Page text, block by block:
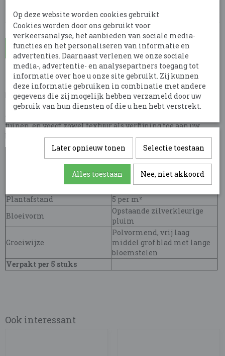
In winkelwagen
Miscanthus sinensis 'Rotsilber' is een siergras dat een
hoogte bereikt van 150-180 cm. Het heeft smalle, groene
bladeren en produceert van augustus tot oktober sierlijke,
zilverwitte pluimen die een elegant en luchtig effect
tuinen, en voegt zowel textuur als verfijning toe aan uw
buitenruimte.
Groen
Zon & Halfschaduw
Augustus - Oktober
150 cm - 180 cm
Plantafstand
5 per m²
Bloeivorm
Opstaande zilverkleurige
pluim
Groeiwijze
Polvormend, vrij laag
middel grof blad met lange
bloemstelen
Verpakt per 5 stuks
Ook interessant
Op deze website worden cookies gebruikt
Cookies worden door ons gebruikt voor
verkeersanalyse, het aanbieden van sociale media-
functies en het personaliseren van informatie en
advertenties. Daarnaast verlenen we onze sociale
media-, advertentie- en analysepartners toegang tot
informatie over hoe u onze site gebruikt. Zij kunnen
deze informatie gebruiken in combinatie met andere
gegevens die zij mogelijk hebben verzameld door uw
gebruik van hun diensten of die u hen hebt verstrekt.
Later opnieuw tonen Selectie toestaan
Alles toestaan Nee, niet akkoord